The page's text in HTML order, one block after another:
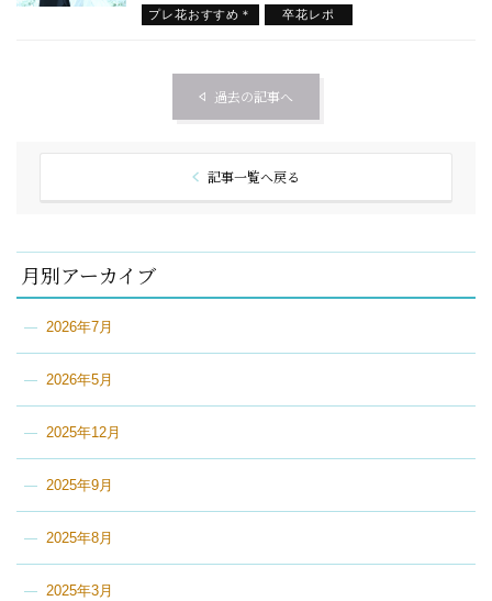
プレ花おすすめ＊ 卒花レポ
過去の記事へ
記事一覧へ戻る
月別アーカイブ
2026年7月
2026年5月
2025年12月
2025年9月
2025年8月
2025年3月